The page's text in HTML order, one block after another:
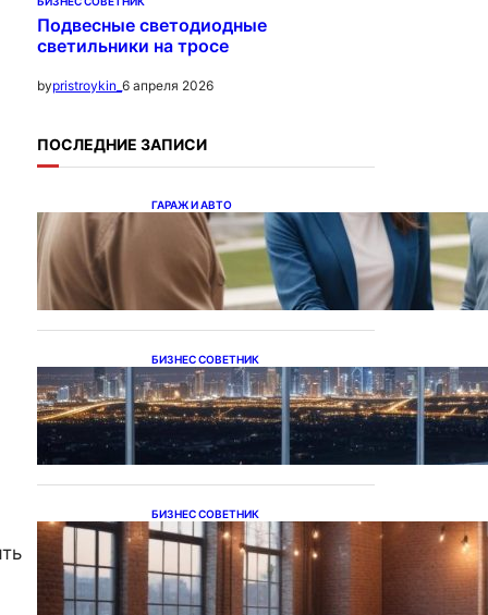
Подвесные светодиодные
светильники на тросе
bypristroykin_ 6 апреля 2026
ПОСЛЕДНИЕ ЗАПИСИ
ГАРАЖ И АВТО
Ипотека на новостройки
при оформлении
напрямую у застройщика
БИЗНЕС СОВЕТНИК
Каталог светодиодных
светильников и LED-
освещения в Казахстане
БИЗНЕС СОВЕТНИК
Подвесные светодиодные
светильники на тросе